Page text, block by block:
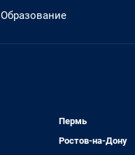
Образование
Пермь
Ростов-на-Дону